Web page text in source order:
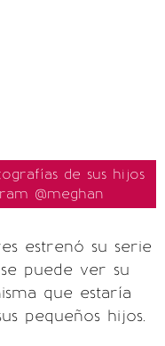
de sus hijos
@meghan
estrenó su serie
puede ver su
que estaría
pequeños hijos.